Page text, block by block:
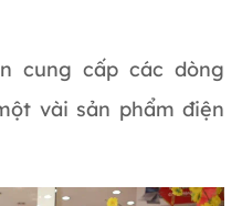
cung cấp các dòng
vài sản phẩm điện